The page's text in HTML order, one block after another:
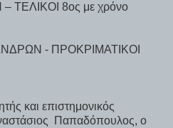
ΤΕΛΙΚΟΙ 8ος με χρόνο
- ΠΡΟΚΡΙΜΑΤΙΚΟΙ
και επιστημονικός
Παπαδόπουλος, ο